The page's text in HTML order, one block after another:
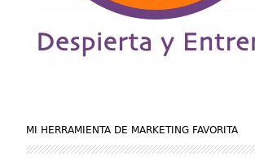
MI HERRAMIENTA DE MARKETING FAVORITA